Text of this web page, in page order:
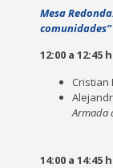
Mesa
comunidades”
12:00 a 12:45
Cristian
Armada
14:00 a 14:45